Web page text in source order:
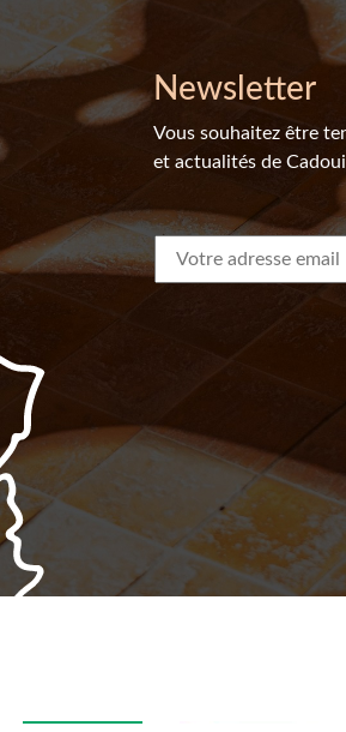
Newsletter
Vous souhaitez être
et actualités de